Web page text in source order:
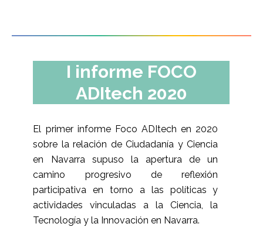
I informe FOCO
ADItech 2020
El primer informe Foco ADItech en 2020
sobre la relación de Ciudadanía y Ciencia
en Navarra supuso la apertura de un
camino progresivo de reflexión
participativa en torno a las políticas y
actividades vinculadas a la Ciencia, la
Tecnología y la Innovación en Navarra.